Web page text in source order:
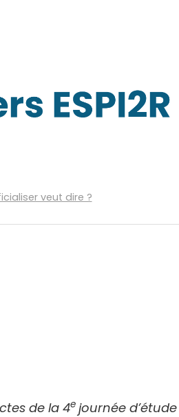
veut dire ?
de la 4e journée